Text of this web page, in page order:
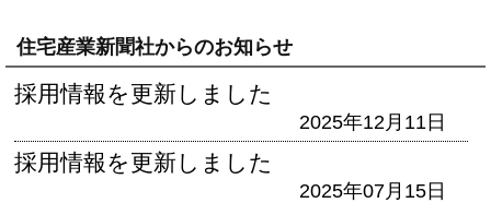
住宅産業新聞社からのお知らせ
採用情報を更新しました
2025年12月11日
採用情報を更新しました
2025年07月15日